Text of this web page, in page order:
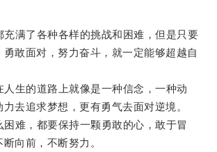
满了各种各样的挑战和困难，但是只要
敢面对，努力奋斗，就一定能够超越自
生的道路上就像是一种信念，一种动
去追求梦想，更有勇气去面对逆境。
，都要保持一颗勇敢的心，敢于冒
向前，不断努力。